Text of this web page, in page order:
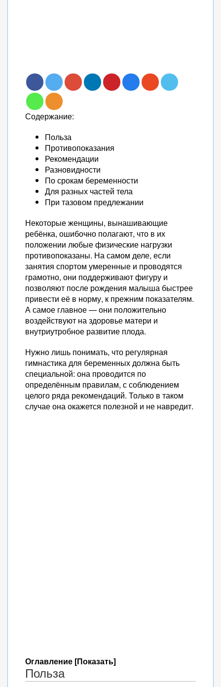
Содержание:
Польза
Противопоказания
Рекомендации
Разновидности
По срокам беременности
Для разных частей тела
При тазовом предлежании
Некоторые женщины, вынашивающие
ребёнка, ошибочно полагают, что в их
положении любые физические нагрузки
противопоказаны. На самом деле, если
занятия спортом умеренные и проводятся
грамотно, они поддерживают фигуру и
позволяют после рождения малыша быстрее
привести её в норму, к прежним показателям.
А самое главное — они положительно
воздействуют на здоровье матери и
внутриутробное развитие плода.
Нужно лишь понимать, что регулярная
гимнастика для беременных должна быть
специальной: она проводится по
определённым правилам, с соблюдением
целого ряда рекомендаций. Только в таком
случае она окажется полезной и не навредит.
Оглавление [Показать]
Польза